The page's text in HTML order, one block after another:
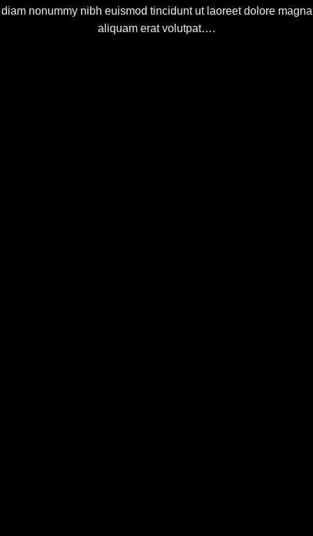
diam nonummy nibh euismod tincidunt ut laoreet dolore magna
aliquam erat volutpat….